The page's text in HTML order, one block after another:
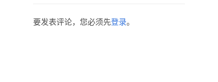
要发表评论，您必须先登录。